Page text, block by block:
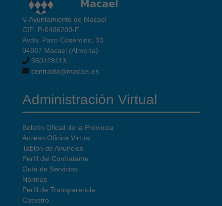
© Ayuntamiento de Macael
CIF: P-0406200-F
Avda. Paco Cosentino, 33
04867 Macael (Almería)
950128113
centralita@macael.es
Administración Virtual
Boletín Oficial de la Provincia
Acceso Oficina Virtual
Tablón de Anuncios
Perfil del Contratante
Guía de Servicios
Normas
Perfil de Transparencia
Catastro